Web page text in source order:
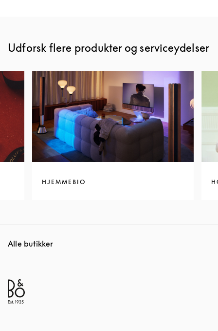
Udforsk flere produkter og serviceydelser
HJEMMEBIO
Alle butikker